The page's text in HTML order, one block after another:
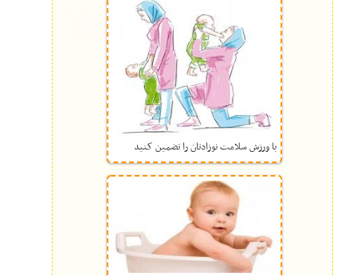
با ورزش سلامت نوزادتان را تضمین کنید